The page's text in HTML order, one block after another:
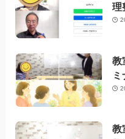
理
教
ミ
教